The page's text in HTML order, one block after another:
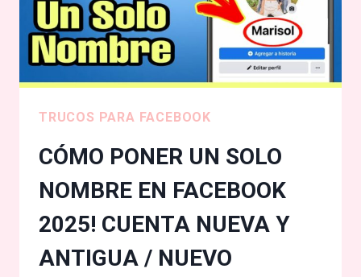
Y
RÁPIDO
TRUCOS PARA FACEBOOK
CÓMO PONER UN SOLO
NOMBRE EN FACEBOOK
2025! CUENTA NUEVA Y
ANTIGUA / NUEVO